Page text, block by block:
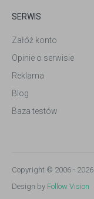
SERWIS
Załóż konto
Opinie o serwisie
Reklama
Blog
Baza testów
Copyright © 2006 - 2026
Design by Follow Vision